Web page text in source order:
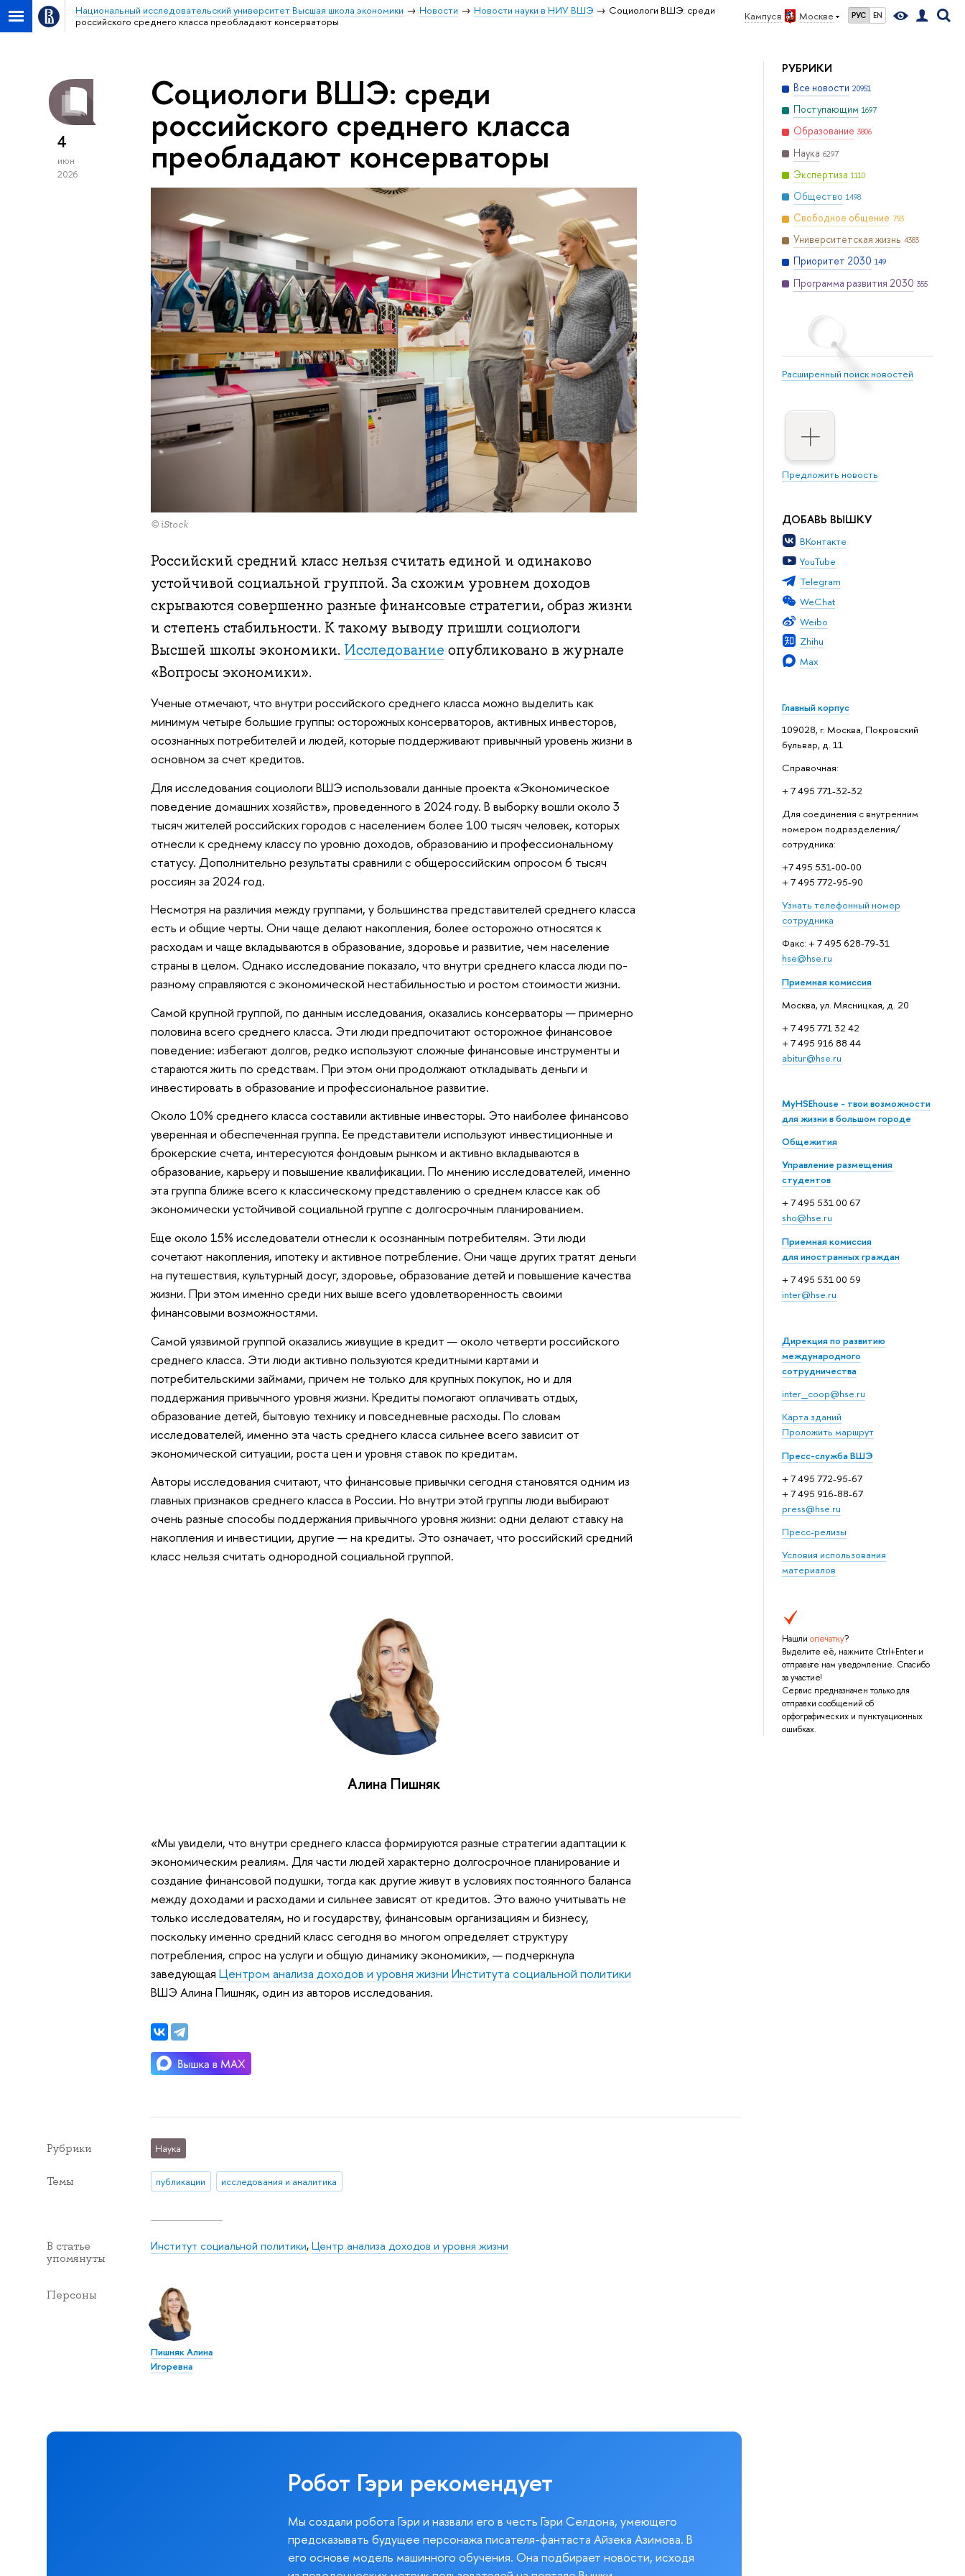
Кампус в Москве РУС EN
Национальный исследовательский университет Высшая школа экономики Новости Новости науки в НИУ ВШЭ
Социологи ВШЭ: среди
российского среднего класса преобладают консерваторы
РУБРИКИ
Все новости 20951
Поступающим 1697
Образование 3806
Наука 6297
Экспертиза 1110
Общество 1498
Свободное общение 793
Университетская жизнь 4383
Приоритет 2030 149
Программа развития 2030 355
Расширенный поиск новостей
Предложить новость
ДОБАВЬ ВЫШКУ
ВКонтакте
YouTube
Telegram
WeChat
Weibo
Zhihu
Max
Главный корпус
109028, г. Москва, Покровский
бульвар, д. 11
Справочная:
+ 7 495 771-32-32
Для соединения с внутренним
номером подразделения/
сотрудника:
+7 495 531-00-00
+ 7 495 772-95-90
Узнать телефонный номер
сотрудника
Факс: + 7 495 628-79-31
hse@hse.ru
Приемная комиссия
Москва, ул. Мясницкая, д. 20
+ 7 495 771 32 42
+ 7 495 916 88 44
abitur@hse.ru
MyHSEhouse - твои возможности
для жизни в большом городе
Общежития
Управление размещения
студентов
+ 7 495 531 00 67
sho@hse.ru
Приемная комиссия
для иностранных граждан
+ 7 495 531 00 59
inter@hse.ru
Дирекция по развитию
международного
сотрудничества
inter_coop@hse.ru
Карта зданий
Проложить маршрут
Пресс-служба ВШЭ
+ 7 495 772-95-67
+ 7 495 916-88-67
press@hse.ru
Пресс-релизы
Условия использования
материалов
Нашли опечатку?
Выделите её, нажмите Ctrl+Enter и
отправьте нам уведомление. Спасибо
за участие!
Сервис предназначен только для
отправки сообщений об
орфографических и пунктуационных
ошибках.
4
июн
2026
Социологи ВШЭ: среди
российского среднего класса
преобладают консерваторы
© iStock
Российский средний класс нельзя считать единой и одинаково
устойчивой социальной группой. За схожим уровнем доходов
скрываются совершенно разные финансовые стратегии, образ жизни
и степень стабильности. К такому выводу пришли социологи
Высшей школы экономики. Исследование опубликовано в журнале
«Вопросы экономики».
Ученые отмечают, что внутри российского среднего класса можно выделить как
минимум четыре большие группы: осторожных консерваторов, активных инвесторов,
осознанных потребителей и людей, которые поддерживают привычный уровень жизни в
основном за счет кредитов.
Для исследования социологи ВШЭ использовали данные проекта «Экономическое
поведение домашних хозяйств», проведенного в 2024 году. В выборку вошли около 3
тысяч жителей российских городов с населением более 100 тысяч человек, которых
отнесли к среднему классу по уровню доходов, образованию и профессиональному
статусу. Дополнительно результаты сравнили с общероссийским опросом 6 тысяч
россиян за 2024 год.
Несмотря на различия между группами, у большинства представителей среднего класса
есть и общие черты. Они чаще делают накопления, более осторожно относятся к
расходам и чаще вкладываются в образование, здоровье и развитие, чем население
страны в целом. Однако исследование показало, что внутри среднего класса люди по-
разному справляются с экономической нестабильностью и ростом стоимости жизни.
Самой крупной группой, по данным исследования, оказались консерваторы — примерно
половина всего среднего класса. Эти люди предпочитают осторожное финансовое
поведение: избегают долгов, редко используют сложные финансовые инструменты и
стараются жить по средствам. При этом они продолжают откладывать деньги и
инвестировать в образование и профессиональное развитие.
Около 10% среднего класса составили активные инвесторы. Это наиболее финансово
уверенная и обеспеченная группа. Ее представители используют инвестиционные и
брокерские счета, интересуются фондовым рынком и активно вкладываются в
образование, карьеру и повышение квалификации. По мнению исследователей, именно
эта группа ближе всего к классическому представлению о среднем классе как об
экономически устойчивой социальной группе с долгосрочным планированием.
Еще около 15% исследователи отнесли к осознанным потребителям. Эти люди
сочетают накопления, ипотеку и активное потребление. Они чаще других тратят деньги
на путешествия, культурный досуг, здоровье, образование детей и повышение качества
жизни. При этом именно среди них выше всего удовлетворенность своими
финансовыми возможностями.
Самой уязвимой группой оказались живущие в кредит — около четверти российского
среднего класса. Эти люди активно пользуются кредитными картами и
потребительскими займами, причем не только для крупных покупок, но и для
поддержания привычного уровня жизни. Кредиты помогают оплачивать отдых,
образование детей, бытовую технику и повседневные расходы. По словам
исследователей, именно эта часть среднего класса сильнее всего зависит от
экономической ситуации, роста цен и уровня ставок по кредитам.
Авторы исследования считают, что финансовые привычки сегодня становятся одним из
главных признаков среднего класса в России. Но внутри этой группы люди выбирают
очень разные способы поддержания привычного уровня жизни: одни делают ставку на
накопления и инвестиции, другие — на кредиты. Это означает, что российский средний
класс нельзя считать однородной социальной группой.
Алина Пишняк
«Мы увидели, что внутри среднего класса формируются разные стратегии адаптации к
экономическим реалиям. Для части людей характерно долгосрочное планирование и
создание финансовой подушки, тогда как другие живут в условиях постоянного баланса
между доходами и расходами и сильнее зависят от кредитов. Это важно учитывать не
только исследователям, но и государству, финансовым организациям и бизнесу,
поскольку именно средний класс сегодня во многом определяет структуру
потребления, спрос на услуги и общую динамику экономики», — подчеркнула
заведующая Центром анализа доходов и уровня жизни Института социальной политики
ВШЭ Алина Пишняк, один из авторов исследования.
Рубрики Наука
Темы публикации исследования и аналитика
В статье
упомянуты
Институт социальной политики,Центр анализа доходов и уровня жизни
Персоны
Пишняк Алина
Игоревна
Робот Гэри рекомендует
Мы создали робота Гэри и назвали его в честь Гэри Селдона, умеющего
предсказывать будущее персонажа писателя-фантаста Айзека Азимова. В
его основе модель машинного обучения. Она подбирает новости, исходя